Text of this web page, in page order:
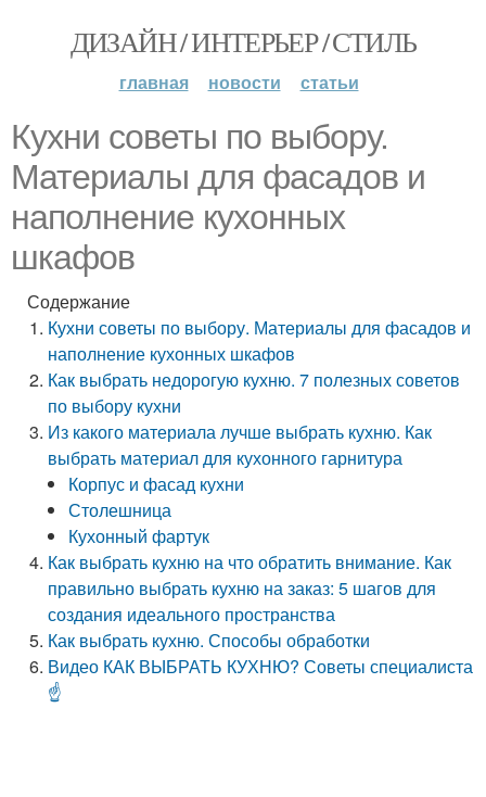
ДИЗАЙН / ИНТЕРЬЕР / СТИЛЬ
главная новости статьи
Кухни советы по выбору.
Материалы для фасадов и
наполнение кухонных
шкафов
Содержание
Кухни советы по выбору. Материалы для фасадов и
наполнение кухонных шкафов
Как выбрать недорогую кухню. 7 полезных советов
по выбору кухни
Из какого материала лучше выбрать кухню. Как
выбрать материал для кухонного гарнитура
Корпус и фасад кухни
Столешница
Кухонный фартук
Как выбрать кухню на что обратить внимание. Как
правильно выбрать кухню на заказ: 5 шагов для
создания идеального пространства
Как выбрать кухню. Способы обработки
Видео КАК ВЫБРАТЬ КУХНЮ? Советы специалиста
☝